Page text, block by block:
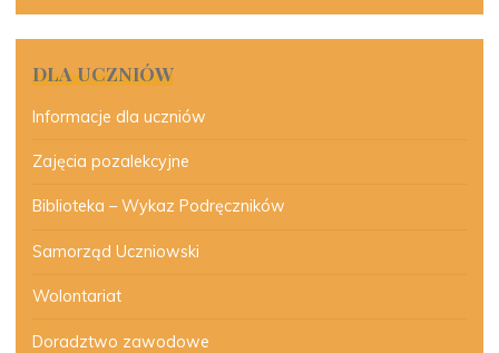
DLA UCZNIÓW
Informacje dla uczniów
Zajęcia pozalekcyjne
Biblioteka – Wykaz Podręczników
Samorząd Uczniowski
Wolontariat
Doradztwo zawodowe